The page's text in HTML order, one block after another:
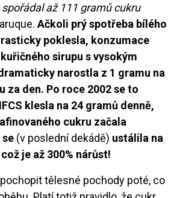
až 111 gramů cukru
Ačkoli prý spotřeba bílého
poklesla, konzumace
sirupu s vysokým
narostla z 1 gramu na
za den. Po roce 2002 se to
klesla na 24 gramů denně,
cukru začala
(v poslední dekádě) ustálila na
je až 300% nárůst!
tělesné pochody poté, co